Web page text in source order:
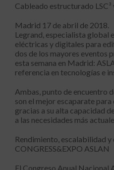
Cableado estructurado
Madrid 17 de abril de 2018.
Legrand, especialista global
eléctricas y digitales para
dos de los mayores eventos
esta semana en Madrid:
referencia en tecnologías e
Ambas, punto de encuentro
son el mejor escaparate
gracias a su alta capacidad
a las necesidades más
Rendimiento, escalabilidad y
CONGRESS&EXPO ASLAN
El Congreso Anual Nacional